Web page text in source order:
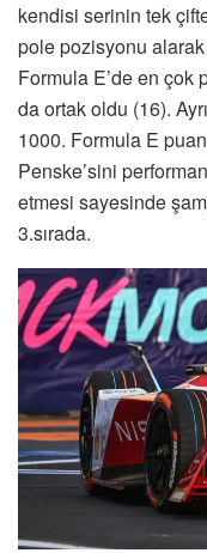
kendisi serinin tek
pole pozisyonu
Formula E’de en çok
da ortak oldu (16).
1000. Formula E
Penske’sini
etmesi sayesinde
3.sırada.